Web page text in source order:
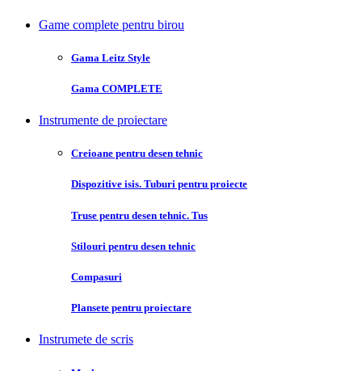
Game complete pentru birou
Gama Leitz Style
Gama COMPLETE
Instrumente de proiectare
Creioane pentru desen tehnic
Dispozitive isis. Tuburi pentru proiecte
Truse pentru desen tehnic. Tus
Stilouri pentru desen tehnic
Compasuri
Plansete pentru proiectare
Instrumete de scris